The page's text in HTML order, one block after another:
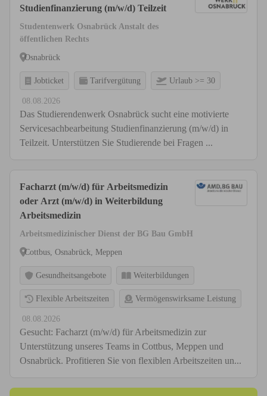
Studienfinanzierung (m/w/d) Teilzeit
Studentenwerk Osnabrück Anstalt des
öffentlichen Rechts
Osnabrück
Jobticket Tarifvergütung Urlaub >= 30
08.08.2026
Das Studierendenwerk Osnabrück sucht eine motivierte
Servicesachbearbeitung Studienfinanzierung (m/w/d) in
Teilzeit. Unterstützen Sie Studierende bei Fragen ...
Facharzt (m/w/d) für Arbeitsmedizin
oder Arzt (m/w/d) in Weiterbildung
Arbeitsmedizin
Arbeitsmedizinischer Dienst der BG Bau GmbH
Cottbus, Osnabrück, Meppen
Gesundheitsangebote Weiterbildungen
Flexible Arbeitszeiten Vermögenswirksame Leistung
08.08.2026
Gesucht: Facharzt (m/w/d) für Arbeitsmedizin zur
Unterstützung unseres Teams in Cottbus, Meppen und
Osnabrück. Profitieren Sie von flexiblen Arbeitszeiten un...